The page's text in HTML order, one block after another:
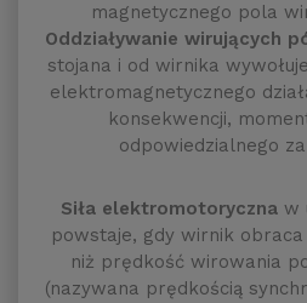
magnetycznego pola
Oddziaływanie wirujących
stojana i od wirnika
elektromagnetycznego
konsekwencji,
odpowiedzialnego
Siła elektromotoryczna w
powstaje, gdy wirnik
niż prędkość wirowania
(nazywana prędkością